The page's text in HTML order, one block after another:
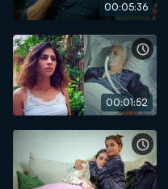
00:05:36
00:01:52